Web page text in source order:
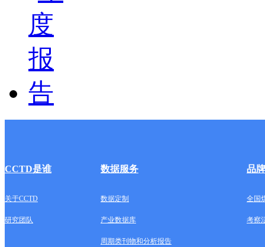
CCTD是谁 数据服务 品
关于CCTD 数据定制 全国
研究团队 产业数据库 考察
周期类刊物和分析报告